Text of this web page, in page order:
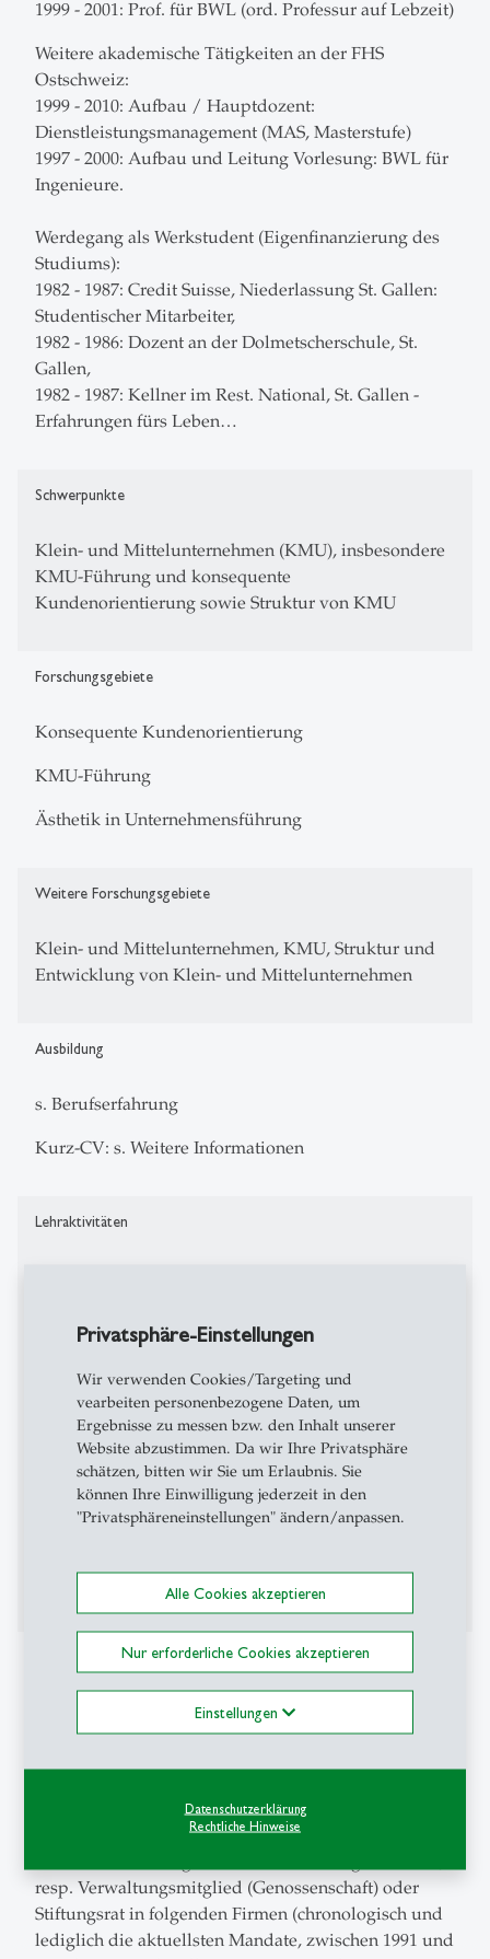
Privatsphäre-Einstellungen
Wir verwenden Cookies/Targeting und
vearbeiten personenbezogene Daten, um
Ergebnisse zu messen bzw. den Inhalt unserer
Website abzustimmen. Da wir Ihre Privatsphäre
schätzen, bitten wir Sie um Erlaubnis. Sie
können Ihre Einwilligung jederzeit in den
"Privatsphäreneinstellungen" ändern/anpassen.
Alle Cookies akzeptieren
Nur erforderliche Cookies akzeptieren
Einstellungen
Datenschutzerklärung
Rechtliche Hinweise
1999 - 2001: Prof. für BWL (ord. Professur auf Lebzeit)
Weitere akademische Tätigkeiten an der FHS
Ostschweiz:
1999 - 2010: Aufbau / Hauptdozent:
Dienstleistungsmanagement (MAS, Masterstufe)
1997 - 2000: Aufbau und Leitung Vorlesung: BWL für
Ingenieure.
Werdegang als Werkstudent (Eigenfinanzierung des
Studiums):
1982 - 1987: Credit Suisse, Niederlassung St. Gallen:
Studentischer Mitarbeiter,
1982 - 1986: Dozent an der Dolmetscherschule, St.
Gallen,
1982 - 1987: Kellner im Rest. National, St. Gallen -
Erfahrungen fürs Leben…
Schwerpunkte
Klein- und Mittelunternehmen (KMU), insbesondere
KMU-Führung und konsequente
Kundenorientierung sowie Struktur von KMU
Forschungsgebiete
Konsequente Kundenorientierung
KMU-Führung
Ästhetik in Unternehmensführung
Weitere Forschungsgebiete
Klein- und Mittelunternehmen, KMU, Struktur und
Entwicklung von Klein- und Mittelunternehmen
Ausbildung
s. Berufserfahrung
Kurz-CV: s. Weitere Informationen
Lehraktivitäten
Ordinarius für Unternehmensführung mit besonderer
Berücksichtigung der kleinen, dynamischen
Unternehmen an der Universität St. Gallen
1998 - 2016: Mitglied des Universitätsrates der
Steinbeis-University, Berlin, Deutschland
2002 - 2015: Mitherausgeber der Zeitschrift für KMU
Reviewer bei verschiedenen KMU-Zeitschriften
Weitere Informationen
S. Kurz-CV ganz unten.
resp. Verwaltungsmitglied (Genossenschaft) oder
Stiftungsrat in folgenden Firmen (chronologisch und
lediglich die aktuellsten Mandate, zwischen 1991 und